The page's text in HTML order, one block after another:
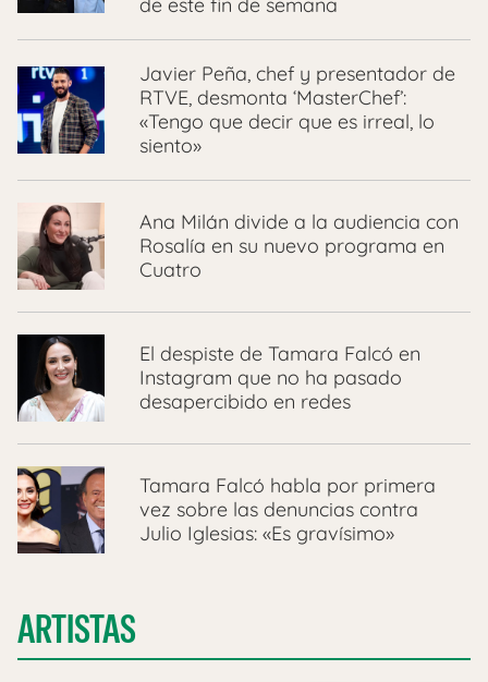
Javier Peña, chef y presentador de
RTVE, desmonta ‘MasterChef’:
«Tengo que decir que es irreal, lo
siento»
Ana Milán divide a la audiencia con
Rosalía en su nuevo programa en
Cuatro
El despiste de Tamara Falcó en
Instagram que no ha pasado
desapercibido en redes
Tamara Falcó habla por primera
vez sobre las denuncias contra
Julio Iglesias: «Es gravísimo»
ARTISTAS